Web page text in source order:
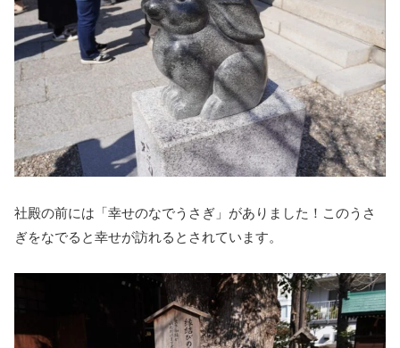
社殿の前には「幸せのなでうさぎ」がありました！このうさ
ぎをなでると幸せが訪れるとされています。